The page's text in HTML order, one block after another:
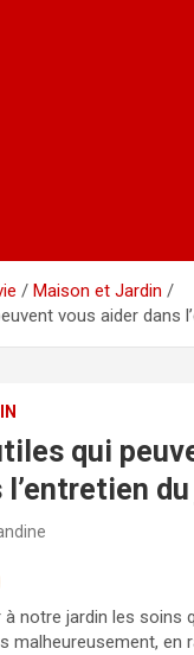
Maison et Jardin
vous aider dans
qui
l’entretien
notre jardin les soins
malheureusement, en